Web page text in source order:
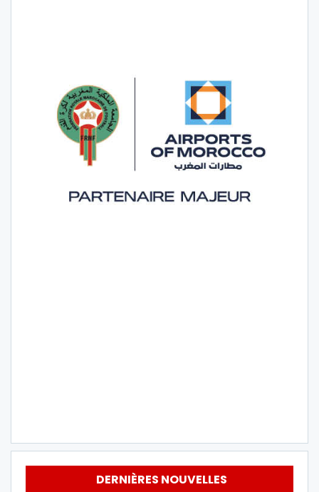
DERNIÈRES NOUVELLES